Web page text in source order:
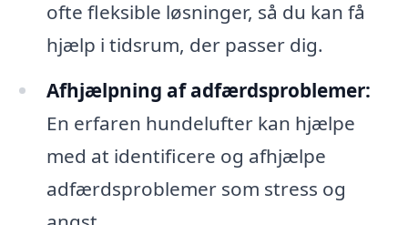
ofte fleksible løsninger, så du kan få
hjælp i tidsrum, der passer dig.
Afhjælpning af adfærdsproblemer:
En erfaren hundelufter kan hjælpe
med at identificere og afhjælpe
adfærdsproblemer som stress og